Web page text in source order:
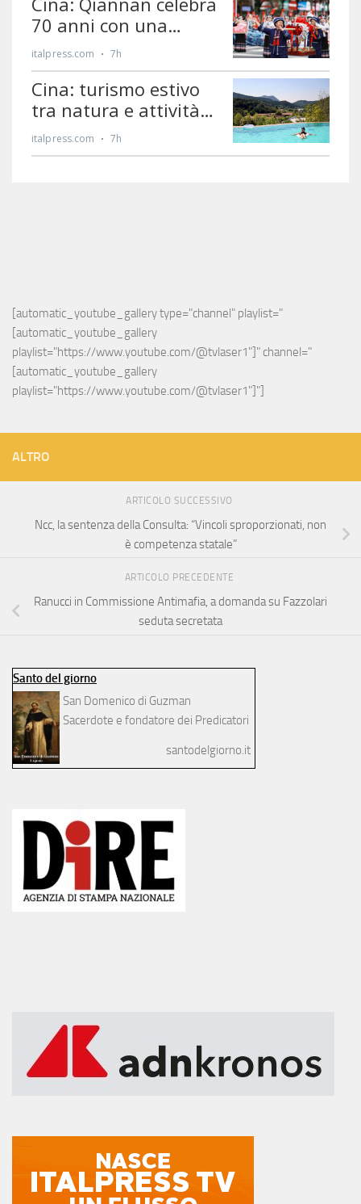
[automatic_youtube_gallery type="channel" playlist="
[automatic_youtube_gallery
playlist="https://www.youtube.com/@tvlaser1"]" channel="
[automatic_youtube_gallery
playlist="https://www.youtube.com/@tvlaser1"]"]
ALTRO
ARTICOLO SUCCESSIVO
Ncc, la sentenza della Consulta: “Vincoli sproporzionati, non
è competenza statale”
ARTICOLO PRECEDENTE
Ranucci in Commissione Antimafia, a domanda su Fazzolari
seduta secretata
Santo del giorno
San Domenico di Guzman
Sacerdote e fondatore dei Predicatori
santodelgiorno.it